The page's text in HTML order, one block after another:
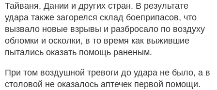
Тайваня, Дании и других стран. В результате
удара также загорелся склад боеприпасов, что
вызвало новые взрывы и разбросало по воздуху
обломки и осколки, в то время как выжившие
пытались оказать помощь раненым.
При том воздушной тревоги до удара не было, а в
столовой не оказалось аптечек первой помощи.